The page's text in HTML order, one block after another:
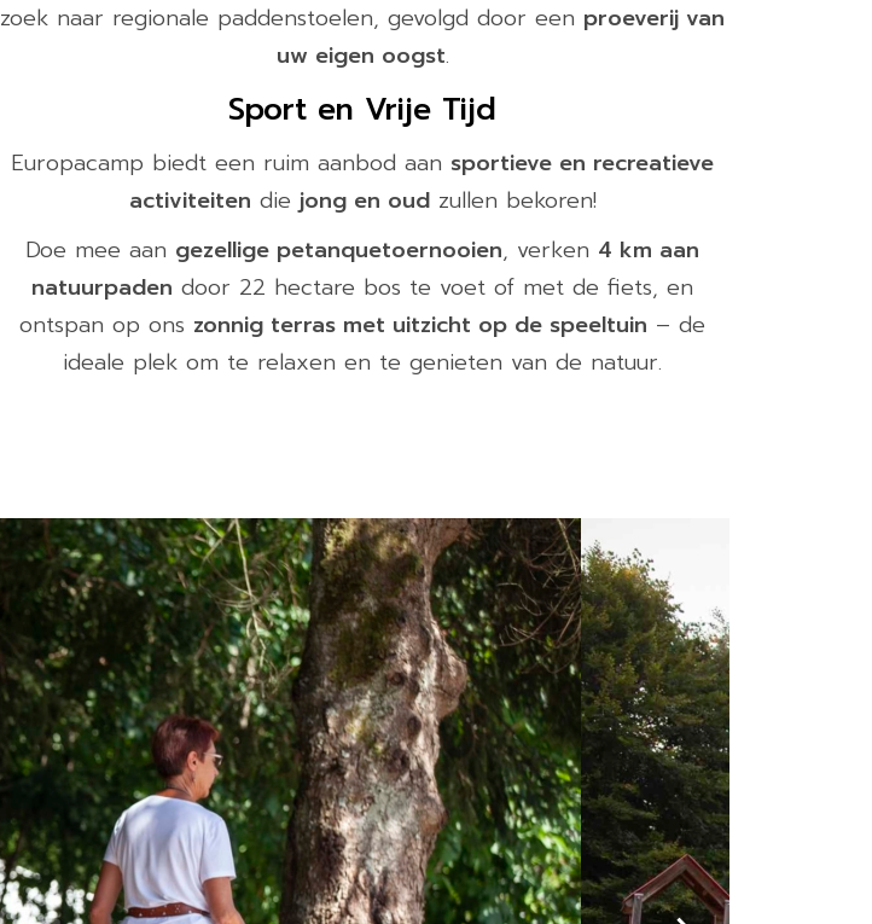
zoek naar regionale paddenstoelen, gevolgd door een proeverij van
uw eigen oogst.
Sport en Vrije Tijd
Europacamp biedt een ruim aanbod aan sportieve en recreatieve
activiteiten die jong en oudzullen bekoren!
Doe mee aan gezellige petanquetoernooien, verken 4 km aan
natuurpaden door 22 hectare bos te voet of met de fiets, en
ontspan op ons zonnig terras met uitzicht op de speeltuin – de
ideale plek om te relaxen en te genieten van de natuur.